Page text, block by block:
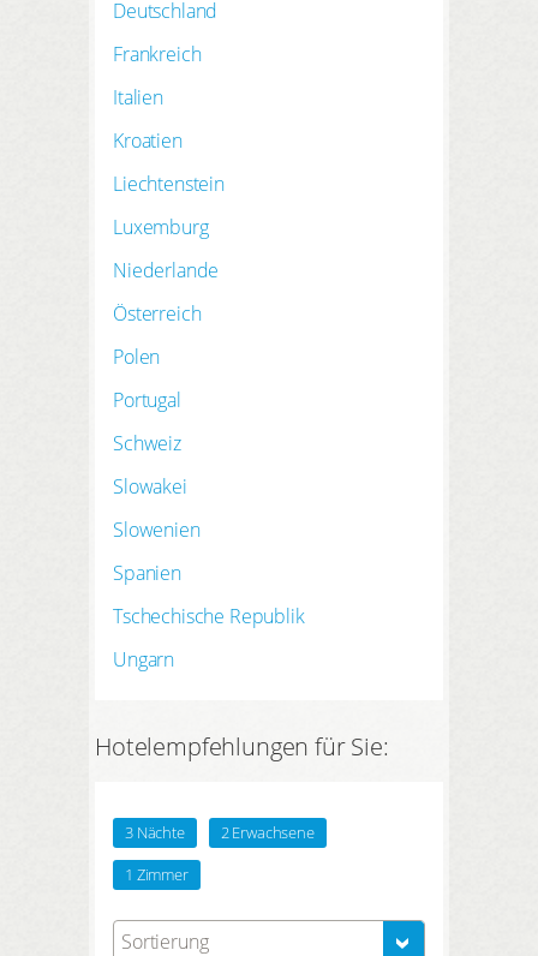
HIER REGISTRIEREN
Meine Hotels
ANMELDEN
Deutschland
Frankreich
Italien
Kroatien
Liechtenstein
Luxemburg
Niederlande
Österreich
Polen
Portugal
Schweiz
Slowakei
Slowenien
Spanien
Tschechische Republik
Ungarn
Hotelempfehlungen für Sie:
3 Nächte
2 Erwachsene
1 Zimmer
Sortierung